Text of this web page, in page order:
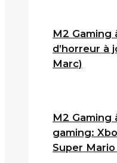
M2 Gaming
d’horreur à
Marc)
M2 Gaming
gaming:
Super